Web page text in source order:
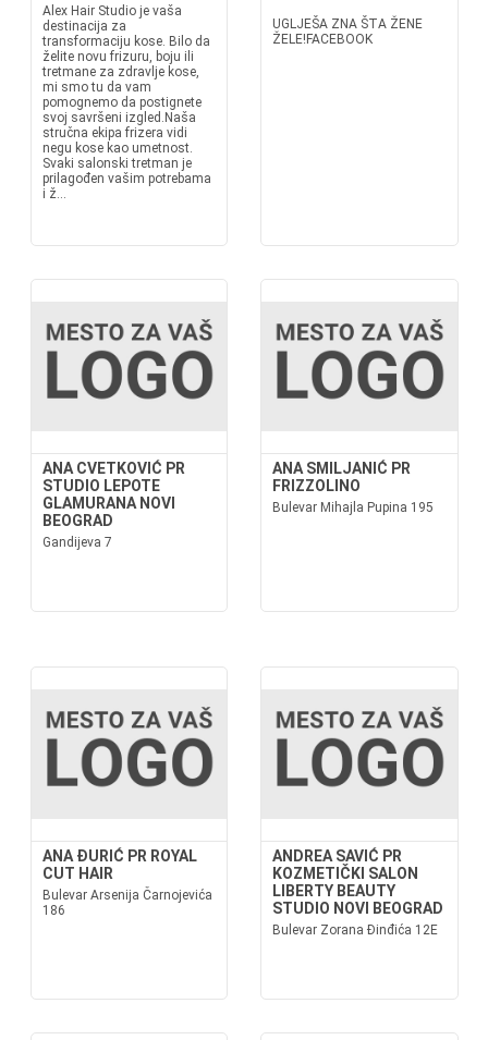
Alex Hair Studio je vaša
destinacija za
transformaciju kose. Bilo da
želite novu frizuru, boju ili
tretmane za zdravlje kose,
mi smo tu da vam
pomognemo da postignete
svoj savršeni izgled.Naša
stručna ekipa frizera vidi
negu kose kao umetnost.
Svaki salonski tretman je
prilagođen vašim potrebama
i ž...
UGLJEŠA ZNA ŠTA ŽENE
ŽELE!FACEBOOK
ANA CVETKOVIĆ PR
STUDIO LEPOTE
GLAMURANA NOVI
BEOGRAD
Gandijeva 7
ANA SMILJANIĆ PR
FRIZZOLINO
Bulevar Mihajla Pupina 195
ANA ĐURIĆ PR ROYAL
CUT HAIR
Bulevar Arsenija Čarnojevića
186
ANDREA SAVIĆ PR
KOZMETIČKI SALON
LIBERTY BEAUTY
STUDIO NOVI BEOGRAD
Bulevar Zorana Đinđića 12E